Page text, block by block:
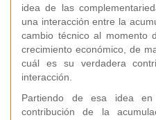
idea de las
una interacción entre la
cambio técnico al momento
crecimiento económico, de
cuál es su verdadera
interacción.
Partiendo de esa idea
contribución de la